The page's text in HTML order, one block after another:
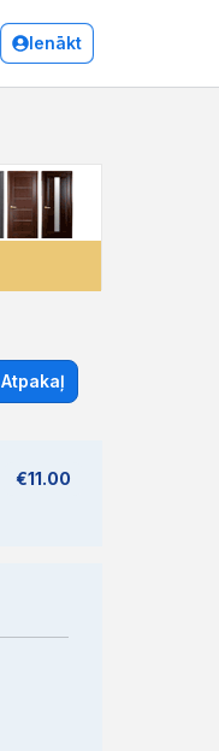
Ienākt
Atpakaļ
€11.00